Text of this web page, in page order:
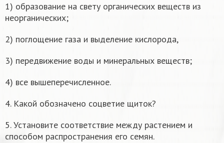
1) образование на свету органических веществ из
неорганических;
2) поглощение газа и выделение кислорода,
3) передвижение воды и минеральных веществ;
4) все вышеперечисленное.
4. Какой обозначено соцветие щиток?
5. Установите соответствие между растением и
способом распространения его семян.